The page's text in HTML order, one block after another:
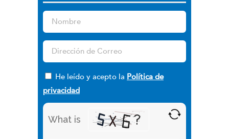
He leído y acepto la Política de
privacidad
What is